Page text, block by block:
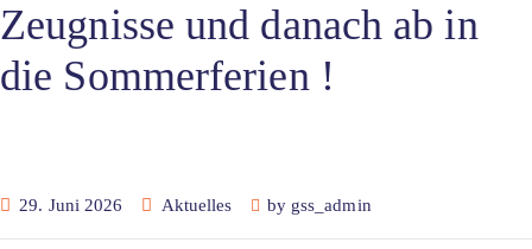
Zeugnisse und danach ab in
die Sommerferien !
29. Juni 2026 Aktuelles by gss_admin